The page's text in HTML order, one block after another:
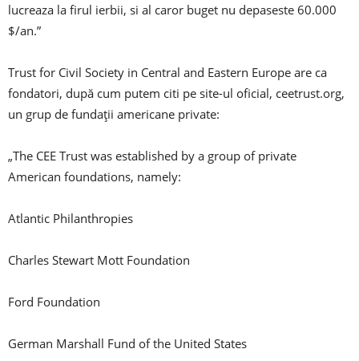
lucreaza la firul ierbii, si al caror buget nu depaseste 60.000
$/an.”
Trust for Civil Society in Central and Eastern Europe are ca
fondatori, după cum putem citi pe site-ul oficial, ceetrust.org,
un grup de fundații americane private:
„The CEE Trust was established by a group of private
American foundations, namely:
Atlantic Philanthropies
Charles Stewart Mott Foundation
Ford Foundation
German Marshall Fund of the United States